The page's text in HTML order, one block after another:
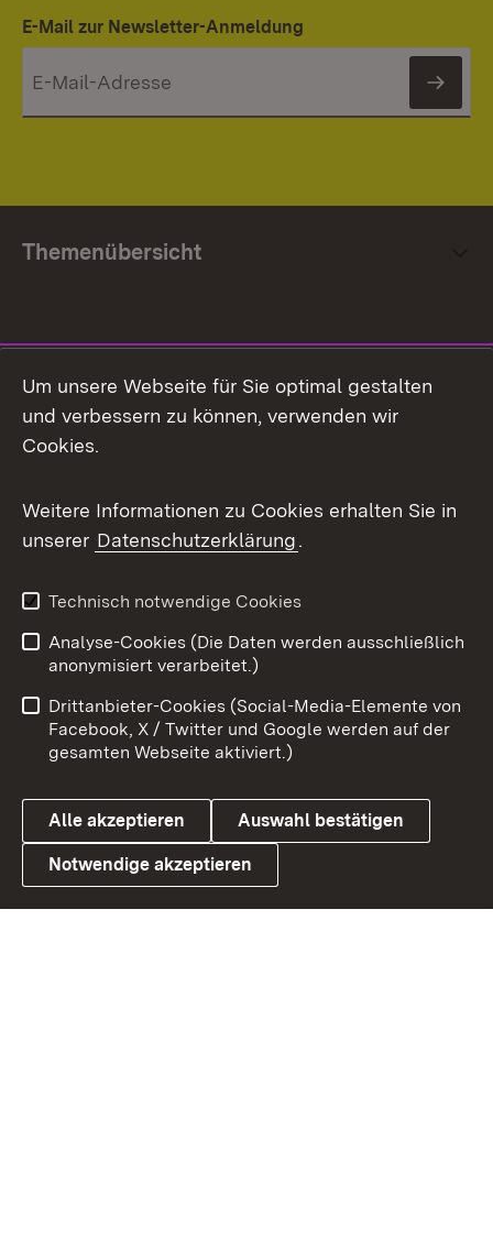
E-Mail zur Newsletter-Anmeldung
Themenübersicht
Facebook
X / Twitter
Youtube
Link zum Landesportal
Impressum
Kontakt
Barrierefreiheit
Datenschutz
Cookies
Um unsere Webseite für Sie optimal gestalten
und verbessern zu können, verwenden wir
Cookies.
Weitere Informationen zu Cookies erhalten Sie in
unserer Datenschutzerklärung.
Technisch notwendige Cookies
Analyse-Cookies (Die Daten werden ausschließlich
anonymisiert verarbeitet.)
Drittanbieter-Cookies (Social-Media-Elemente von
Facebook, X / Twitter und Google werden auf der
gesamten Webseite aktiviert.)
Alle akzeptieren Auswahl bestätigen
Notwendige akzeptieren